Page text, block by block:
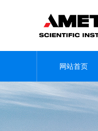
网站首页